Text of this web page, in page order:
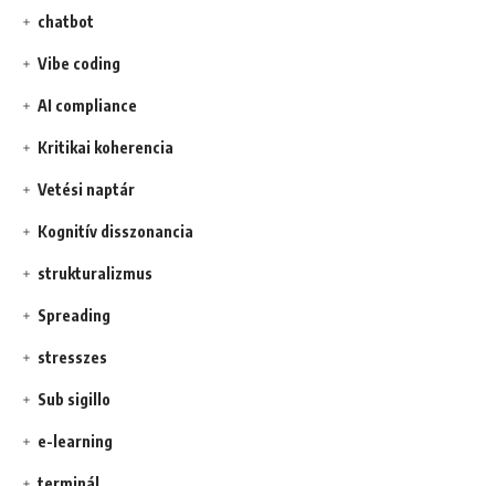
chatbot
Vibe coding
AI compliance
Kritikai koherencia
Vetési naptár
Kognitív disszonancia
strukturalizmus
Spreading
stresszes
Sub sigillo
e-learning